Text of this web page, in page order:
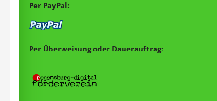
Per PayPal:
Per Überweisung oder Dauerauftrag: